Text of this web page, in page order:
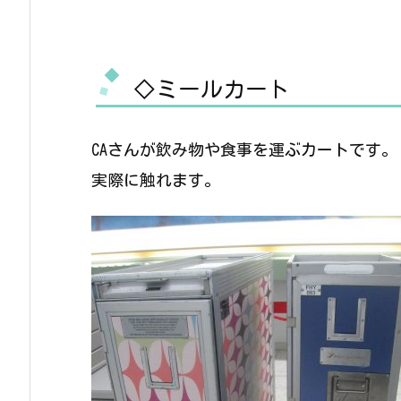
◇ミールカート
CAさんが飲み物や食事を運ぶカートです。
実際に触れます。